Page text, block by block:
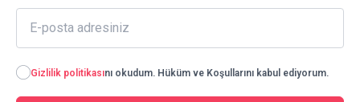
Gizlilik politikasını okudum. Hüküm ve Koşullarını kabul ediyorum.